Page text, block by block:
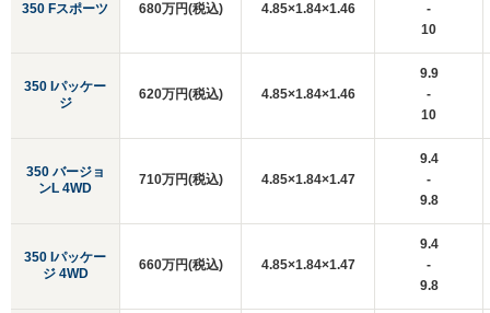
350 Fスポーツ
350 Iパッケー
ジ
350 バージョ
ンL 4WD
350 Iパッケー
ジ 4WD
680万円(税込) 4.85×1.84×1.46
-
10
620万円(税込) 4.85×1.84×1.46
9.9
-
10
710万円(税込) 4.85×1.84×1.47
9.4
-
9.8
660万円(税込) 4.85×1.84×1.47
9.4
-
9.8